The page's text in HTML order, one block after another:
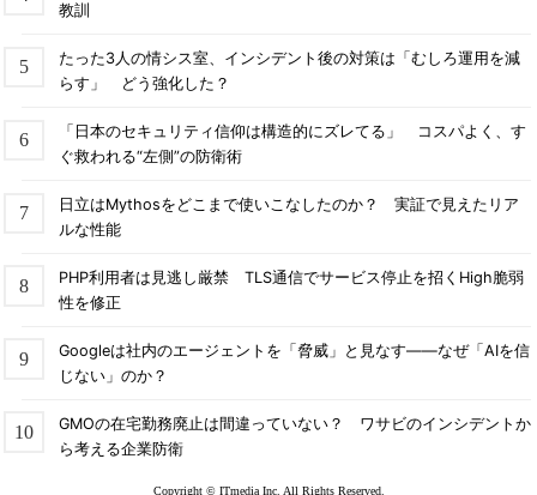
教訓
たった3人の情シス室、インシデント後の対策は「むしろ運用を減
らす」 どう強化した？
「日本のセキュリティ信仰は構造的にズレてる」 コスパよく、す
ぐ救われる“左側”の防衛術
日立はMythosをどこまで使いこなしたのか？ 実証で見えたリア
ルな性能
PHP利用者は見逃し厳禁 TLS通信でサービス停止を招くHigh脆弱
性を修正
Googleは社内のエージェントを「脅威」と見なす――なぜ「AIを信
じない」のか？
GMOの在宅勤務廃止は間違っていない？ ワサビのインシデントか
ら考える企業防衛
Copyright © ITmedia Inc. All Rights Reserved.